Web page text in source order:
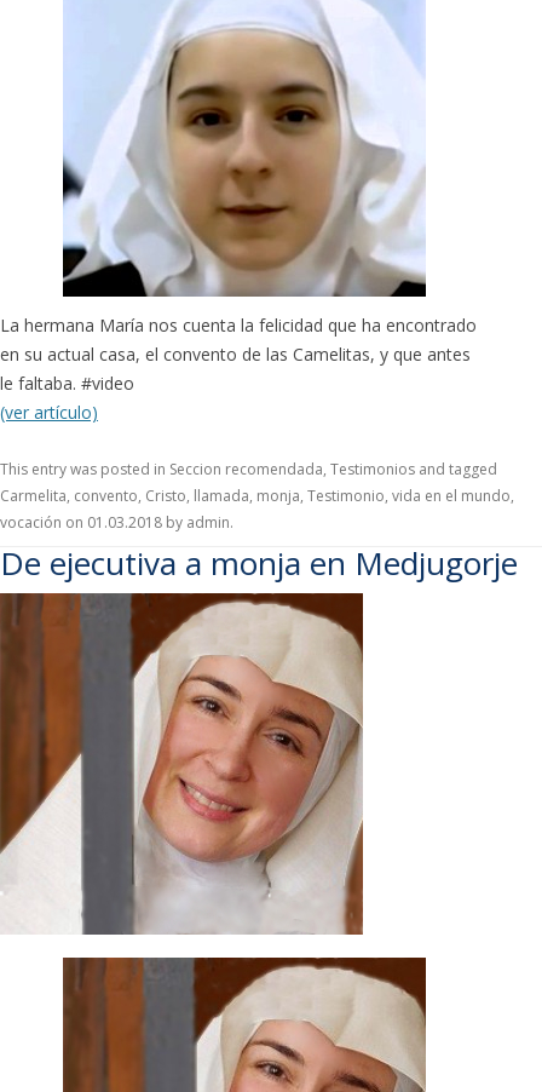
La hermana María nos cuenta la felicidad que ha encontrado
en su actual casa, el convento de las Camelitas, y que antes
le faltaba. #video
(ver artículo)
This entry was posted in Seccion recomendada, Testimonios and tagged
Carmelita, convento, Cristo, llamada, monja, Testimonio, vida en el mundo,
vocación on 01.03.2018 by admin.
De ejecutiva a monja en Medjugorje